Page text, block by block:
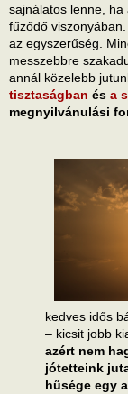
sajnálatos lenne,
fűződő
az egyszerűség.
messzebbre
annál közelebb
tisztaságban és a
megnyilvánulási
kedves idős
– kicsit jobb
azért nem
jótetteink
hűsége egy